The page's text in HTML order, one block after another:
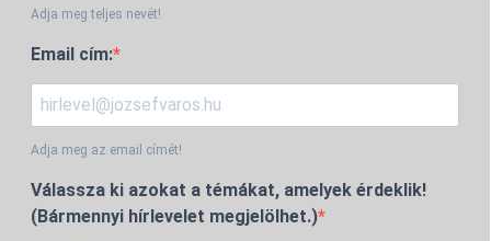
Adja meg teljes nevét!
Email cím:
Adja meg az email címét!
Válassza ki azokat a témákat, amelyek érdeklik!
(Bármennyi hírlevelet megjelölhet.)